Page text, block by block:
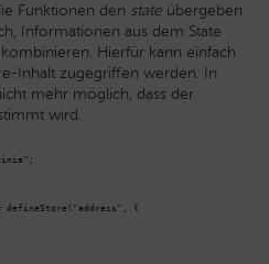
Funktionen den state übergeben
Informationen aus dem State
Hierfür kann einfach
Inhalt zugegriffen werden. In
mehr möglich, dass der
wird.
defineStore("address", {